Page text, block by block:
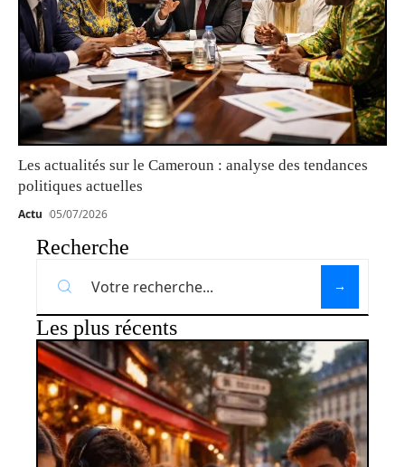
Les actualités sur le Cameroun : analyse des tendances
politiques actuelles
Actu 05/07/2026
Recherche
Les plus récents